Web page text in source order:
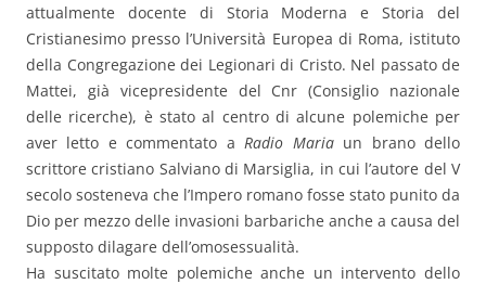
attualmente docente di Storia Moderna e Storia del
Cristianesimo presso l’Università Europea di Roma, istituto
della Congregazione dei Legionari di Cristo. Nel passato de
Mattei, già vicepresidente del Cnr (Consiglio nazionale
delle ricerche), è stato al centro di alcune polemiche per
aver letto e commentato aRadio Mariaun brano dello
scrittore cristiano Salviano di Marsiglia, in cui l’autore del V
secolo sosteneva che l’Impero romano fosse stato punito da
Dio per mezzo delle invasioni barbariche anche a causa del
supposto dilagare dell’omosessualità.
Ha suscitato molte polemiche anche un intervento dello